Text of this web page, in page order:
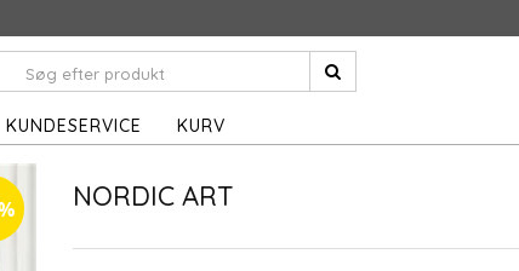
KUNDESERVICE KURV
NORDIC ART